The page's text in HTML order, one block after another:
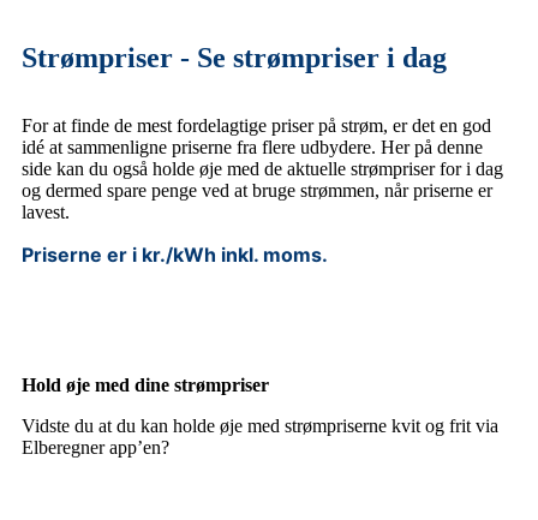
Strømpriser - Se strømpriser i dag
For at finde de mest fordelagtige priser på strøm, er det en god
idé at sammenligne priserne fra flere udbydere. Her på denne
side kan du også holde øje med de aktuelle strømpriser for i dag
og dermed spare penge ved at bruge strømmen, når priserne er
lavest.
Priserne er i kr./kWh inkl. moms.
Hold øje med dine strømpriser
Vidste du at du kan holde øje med strømpriserne kvit og frit via
Elberegner app’en?